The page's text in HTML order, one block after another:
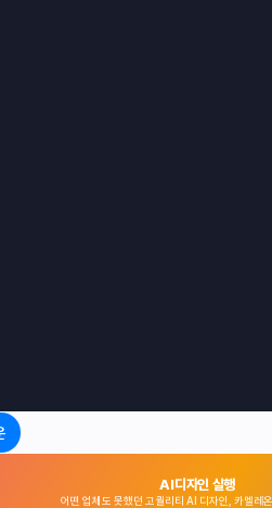
AI디자인 실행
어떤 업체도 못했던 고퀄리티 AI 디자인, 카멜레